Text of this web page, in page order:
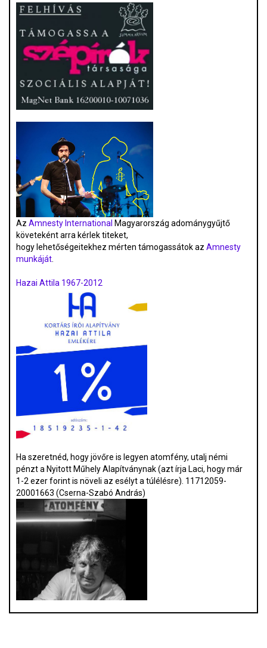
Az Amnesty International Magyarország adománygyűjtő
követeként arra kérlek titeket,
hogy lehetőségeitekhez mérten támogassátok az Amnesty
munkáját.
Hazai Attila 1967-2012
Ha szeretnéd, hogy jövőre is legyen atomfény, utalj némi
pénzt a Nyitott Műhely Alapítványnak (azt írja Laci, hogy már
1-2 ezer forint is növeli az esélyt a túlélésre). 11712059-
20001663 (Cserna-Szabó András)